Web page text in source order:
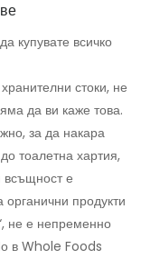
купувате всичко
стоки, не
да ви каже това.
за да накара
тоалетна хартия,
всъщност е
продукти
не е непременно
в Whole Foods